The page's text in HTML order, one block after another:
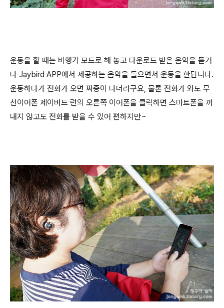
운동을 할 때는 비행기 모드로 해 놓고 다운로드 받은 음악을 듣거
나 Jaybird APP에서 제공하는 음악을 들으면서 운동을 한답니다.
운동하다가 전화가 오면 짜증이 나더라구요, 물론 전화가 와도 무
선이어폰 제이버드 런의 오른쪽 이어폰을 클릭하면 스마트폰을 꺼
내지 않고도 전화를 받을 수 있어 편하지만~